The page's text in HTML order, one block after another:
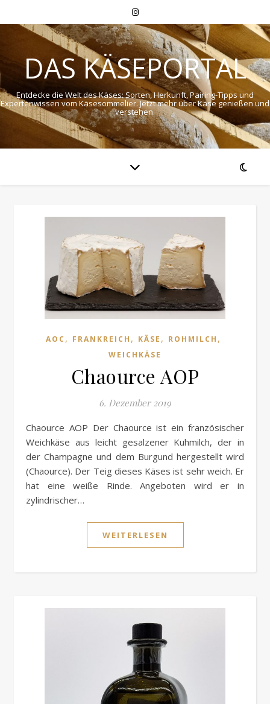
DAS KÄSEPORTAL
Entdecke die Welt des Käses: Sorten, Herkunft, Pairing-Tipps und
Expertenwissen vom Käsesommelier. Jetzt mehr über Käse genießen und
verstehen.
AOC , FRANKREICH , KÄSE , ROHMILCH ,
WEICHKÄSE
Chaource AOP
6. Dezember 2019
Chaource AOP Der Chaource ist ein französischer
Weichkäse aus leicht gesalzener Kuhmilch, der in
der Champagne und dem Burgund hergestellt wird
(Chaource). Der Teig dieses Käses ist sehr weich. Er
hat eine weiße Rinde. Angeboten wird er in
zylindrischer…
WEITERLESEN